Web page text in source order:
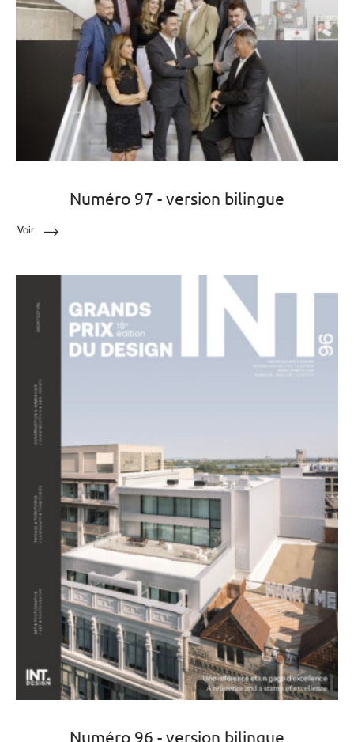
Numéro 97 - version bilingue
Voir
Numéro 96 - version bilingue